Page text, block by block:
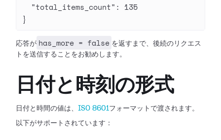
  "total_items_count"
: 135
}
応答が has_more = false を返すまで、後続のリクエス
トを送信することをお勧めします。
日付と時刻の形式
日付と時間の値は、 ISO 8601フォーマットで渡されます。
以下がサポートされています：